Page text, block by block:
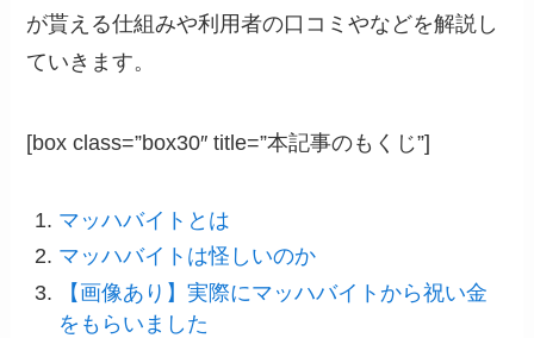
が貰える仕組みや利用者の口コミやなどを解説し
ていきます。
[box class=”box30″ title=”本記事のもくじ”]
マッハバイトとは
マッハバイトは怪しいのか
【画像あり】実際にマッハバイトから祝い金
をもらいました